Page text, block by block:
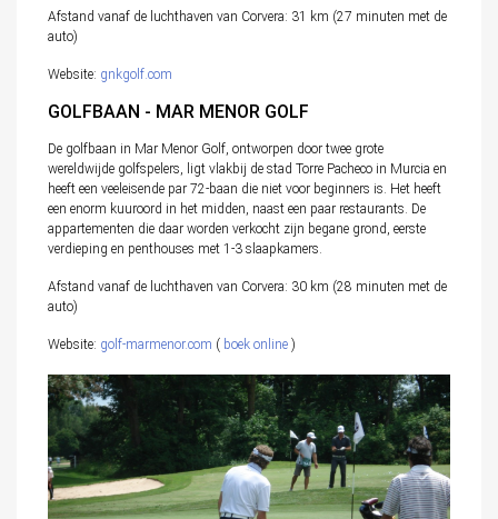
Afstand vanaf de luchthaven van Corvera: 31 km (27 minuten met de
auto)
Website: gnkgolf.com
GOLFBAAN - MAR MENOR GOLF
De golfbaan in Mar Menor Golf, ontworpen door twee grote
wereldwijde golfspelers, ligt vlakbij de stad Torre Pacheco in Murcia en
heeft een veeleisende par 72-baan die niet voor beginners is. Het heeft
een enorm kuuroord in het midden, naast een paar restaurants. De
appartementen die daar worden verkocht zijn begane grond, eerste
verdieping en penthouses met 1-3 slaapkamers.
Afstand vanaf de luchthaven van Corvera: 30 km (28 minuten met de
auto)
Website: golf-marmenor.com ( boek online )